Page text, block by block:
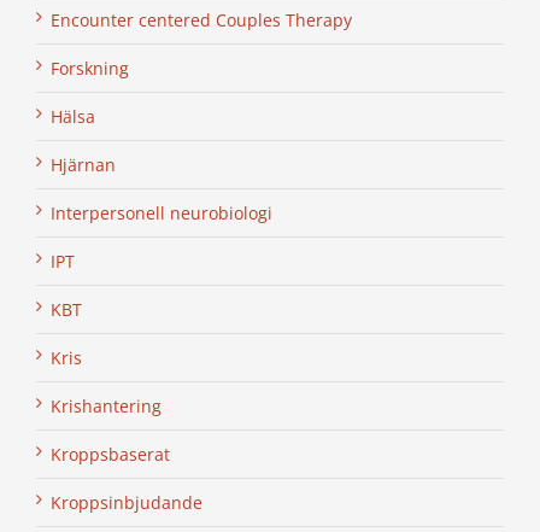
Encounter centered Couples Therapy
Forskning
Hälsa
Hjärnan
Interpersonell neurobiologi
IPT
KBT
Kris
Krishantering
Kroppsbaserat
Kroppsinbjudande